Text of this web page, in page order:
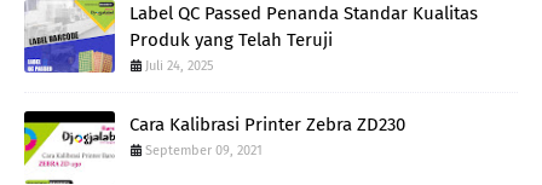
Label QC Passed Penanda Standar Kualitas
Produk yang Telah Teruji
Juli 24, 2025
Cara Kalibrasi Printer Zebra ZD230
September 09, 2021